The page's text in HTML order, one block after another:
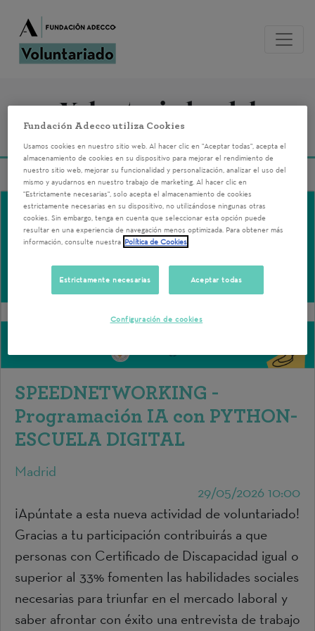
Voluntariados del
29/05/2026
SPEEDNETWORKING -
Programación IA con PYTHON-
ESCUELA DIGITAL
Madrid
29/05/2026 10:00
¡Apúntate a esta nueva actividad de voluntariado!
Gracias a tu participación contribuirás a que
personas con Certificado de Discapacidad igual o
superior al 33% fomenten las habilidades sociales
necesarias para triunfar en el mercado laboral y
saber afrontar con éxito una entrevista de trabajo
Fundación Adecco utiliza Cookies
Usamos cookies en nuestro sitio web. Al hacer clic en "Aceptar todas", acepta el
almacenamiento de cookies en su dispositivo para mejorar el rendimiento de
nuestro sitio web, mejorar su funcionalidad y personalización, analizar el uso del
mismo y ayudarnos en nuestro trabajo de marketing. Al hacer clic en
"Estrictamente necesarias", solo acepta el almacenamiento de cookies
estrictamente necesarias en su dispositivo, no utilizándose ningunas otras
cookies. Sin embargo, tenga en cuenta que seleccionar esta opción puede
resultar en una experiencia de navegación menos optimizada. Para obtener más
información, consulte nuestra Política de Cookies
Estrictamente necesarias Aceptar todas
Configuración de cookies